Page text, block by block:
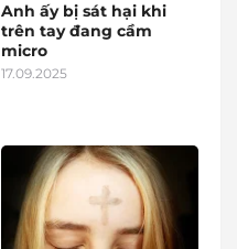
Anh ấy bị sát hại khi
trên tay đang cầm
micro
17.09.2025